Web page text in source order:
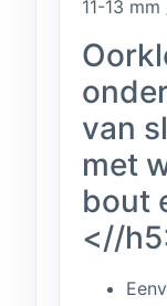
11-13
van
met
bout
<//